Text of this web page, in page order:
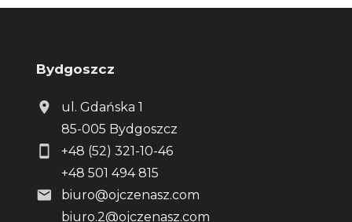
Bydgoszcz
ul. Gdańska 1
85-005 Bydgoszcz
+48 (52) 321-10-46
+48 501 494 815
biuro@ojczenasz.com
biuro.2@ojczenasz.com